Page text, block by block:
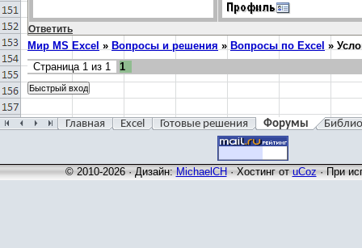
Ответить
Мир MS Excel » Вопросы и решения » Вопросы по Excel »
Страница 1 из 1 1
Главная Excel Готовые решения Форумы
© 2010-2026 · Дизайн: MichaelCH · Хостинг от uCoz · При